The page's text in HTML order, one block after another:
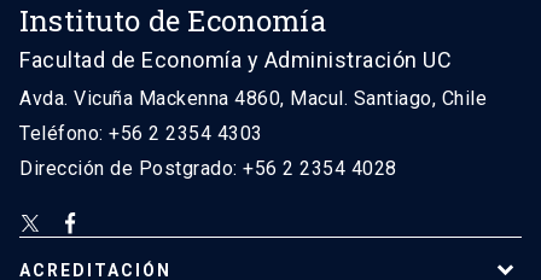
Instituto de Economía
Facultad de Economía y Administración UC
Avda. Vicuña Mackenna 4860, Macul. Santiago, Chile
Teléfono: +56 2 2354 4303
Dirección de Postgrado: +56 2 2354 4028
ACREDITACIÓN